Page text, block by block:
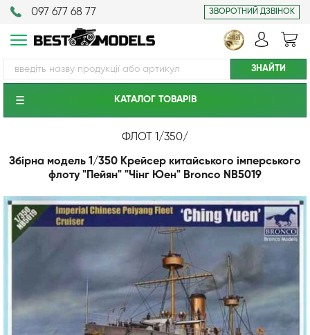
097 677 68 77 ЗВОРОТНИЙ ДЗВІНОК
КАТАЛОГ ТОВАРIВ
ФЛОТ 1/350/
Збірна модель 1/350 Крейсер китайського імперського
флоту "Пейян" "Чінг Юен" Bronco NB5019